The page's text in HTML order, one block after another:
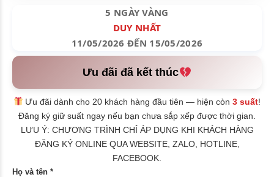
5 NGÀY VÀNG
DUY NHẤT
11/05/2026 ĐẾN 15/05/2026
Ưu đãi đã kết thúc
Ưu đãi dành cho 20 khách hàng đầu tiên — hiện còn3 suất!
Đăng ký giữ suất ngay nếu bạn chưa sắp xếp được thời gian.
LƯU Ý: CHƯƠNG TRÌNH CHỈ ÁP DỤNG KHI KHÁCH HÀNG
ĐĂNG KÝ ONLINE QUA WEBSITE, ZALO, HOTLINE,
FACEBOOK.
Họ và tên *